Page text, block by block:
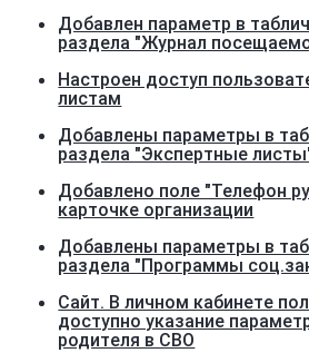
Добавлен параметр в
раздела "Журнал
Настроен доступ
листам
Добавлены параметры в
раздела "Экспертные
Добавлено поле "Телефон
карточке организации
Добавлены параметры в
раздела "Программы
Сайт. В личном кабинете
доступно указание
родителя в СВО